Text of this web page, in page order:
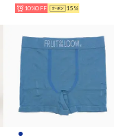
10%OFF 15%